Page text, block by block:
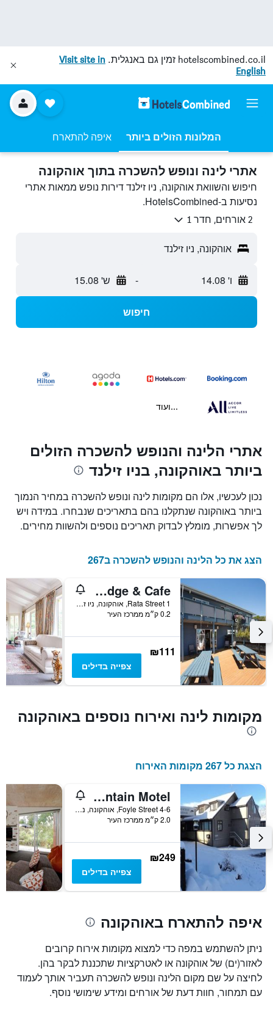
hotelscombined.co.il זמין גם באנגלית. Visit site in
English
המלונות הזולים ביותר איפה להתארח
אתרי לינה ונופש להשכרה בתוך אוהקונה
חיפוש והשוואת אוהקונה, ניו זילנד דירות נופש ממאות אתרי
נסיעות ב-HotelsCombined.
2 אורחים, חדר 1
אוהקונה, ניו זילנד
ו' 14.08 - ש' 15.08
חיפוש
...ועוד
אתרי הלינה והנופש להשכרה הזולים
ביותר באוהקונה, בניו זילנד
נכון לעכשיו, אלו הם מקומות לינה ונופש להשכרה במחיר הנמוך
ביותר באוהקונה שנתקלנו בהם בתאריכים שנבחרו. במידה ויש
לך אפשרות, מומלץ לבדוק תאריכים נוספים ולהשוות מחירים.
הצג את כל הלינה והנופש להשכרה ב267
Lknz Lodge & Cafe
1 Rata Street, אוהקונה, ניו זילנד
0.2 ק״מ ממרכז העיר
₪111
צפייה בדילים
מקומות לינה ואירוח נוספים באוהקונה
הצגת כל 267 מקומות האירוח
Ruapehu Mountain Motel
4-6 Foyle Street, אוהקונה, ניו זילנד
2.0 ק״מ ממרכז העיר
₪249
צפייה בדילים
איפה להתארח באוהקונה
ניתן להשתמש במפה כדי למצוא מקומות אירוח קרובים
לאזור(ים) של אוהקונה או לאטרקציות שתכננת לבקר בהן.
לחיצה על שם מקום הלינה ונופש להשכרה תעביר אותך לעמוד
עם תמחור, חוות דעת של אורחים ומידע שימושי נוסף.